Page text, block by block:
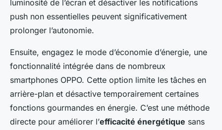
luminosité de l’écran et désactiver les notifications
push non essentielles peuvent significativement
prolonger l’autonomie.
Ensuite, engagez le mode d’économie d’énergie, une
fonctionnalité intégrée dans de nombreux
smartphones OPPO. Cette option limite les tâches en
arrière-plan et désactive temporairement certaines
fonctions gourmandes en énergie. C’est une méthode
directe pour améliorer l’efficacité énergétique sans